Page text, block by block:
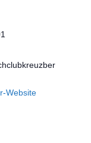
Website